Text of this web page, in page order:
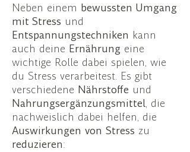
​Neben einem bewussten Umgang
mit Stress und
Entspannungstechniken kann
auch deine Ernährung eine
wichtige Rolle dabei spielen, wie
du Stress verarbeitest. Es gibt
verschiedene Nährstoffe und
Nahrungsergänzungsmittel, die
nachweislich dabei helfen, die
Auswirkungen von Stress zu
reduzieren: